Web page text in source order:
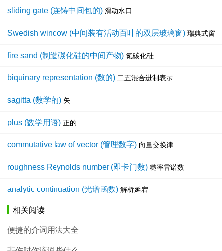
sliding gate (连铸中间包的) 滑动水口
Swedish window (中间装有活动百叶的双层玻璃窗) 瑞典式窗
fire sand (制造碳化硅的中间产物) 氮碳化硅
biquinary representation (数的) 二五混合进制表示
sagitta (数学的) 矢
plus (数学用语) 正的
commutative law of vector (管理数字) 向量交换律
roughness Reynolds number (即卡门数) 糙率雷诺数
analytic continuation (光谱函数) 解析延宕
相关阅读
便捷的介词用法大全